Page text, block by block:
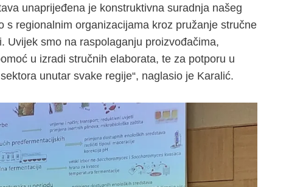
unaprijeđena je konstruktivna suradnja našeg
s regionalnim organizacijama kroz pružanje stručne
Uvijek smo na raspolaganju proizvođačima,
u izradi stručnih elaborata, te za potporu u
unutar svake regije“, naglasio je Karalić.